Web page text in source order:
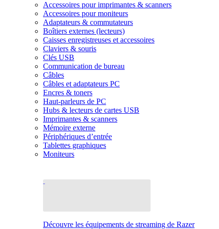
Accessoires pour imprimantes & scanners
Accessoires pour moniteurs
Adaptateurs & commutateurs
Boîtiers externes (lecteurs)
Caisses enregistreuses et accessoires
Claviers & souris
Clés USB
Communication de bureau
Câbles
Câbles et adaptateurs PC
Encres & toners
Haut-parleurs de PC
Hubs & lecteurs de cartes USB
Imprimantes & scanners
Mémoire externe
Périphériques d’entrée
Tablettes graphiques
Moniteurs
Découvre les équipements de streaming de Razer